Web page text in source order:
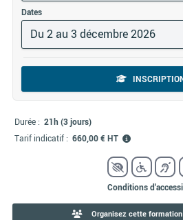
Dates
Du 2 au 3 décembre 2026
Durée : 21h (3 jours)
Tarif indicatif : 660,00 € HT
Conditions
Organisez cette